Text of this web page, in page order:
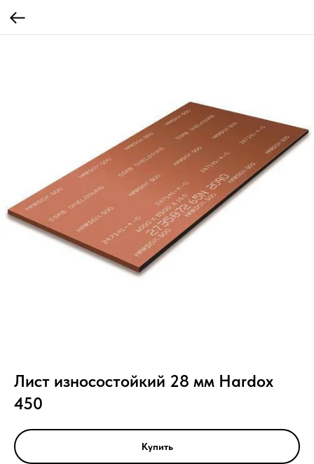
Лист износостойкий 28 мм Hardox
450
Купить